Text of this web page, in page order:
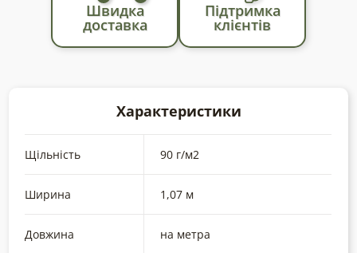
кількість
Швидка
доставка
Підтримка
клієнтів
Характеристики
Щільність 90 г/м2
Ширина 1,07 м
Довжина на метра